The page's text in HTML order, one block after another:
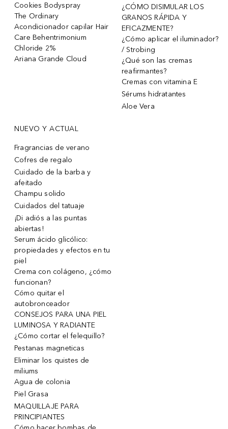
Cookies Bodyspray
The Ordinary
Acondicionador capilar Hair
Care Behentrimonium
Chloride 2%
Ariana Grande Cloud
¿CÓMO DISIMULAR LOS
GRANOS RÁPIDA Y
EFICAZMENTE?
¿Cómo aplicar el iluminador?
/ Strobing
¿Qué son las cremas
reafirmantes?
Cremas con vitamina E
Sérums hidratantes
Aloe Vera
NUEVO Y ACTUAL
Fragrancias de verano
Cofres de regalo
Cuidado de la barba y
afeitado
Champu solido
Cuidados del tatuaje
¡Di adiós a las puntas
abiertas!
Serum ácido glicólico:
propiedades y efectos en tu
piel
Crema con colágeno, ¿cómo
funcionan?
Cómo quitar el
autobronceador
CONSEJOS PARA UNA PIEL
LUMINOSA Y RADIANTE
¿Cómo cortar el felequillo?
Pestanas magneticas
Eliminar los quistes de
miliums
Agua de colonia
Piel Grasa
MAQUILLAJE PARA
PRINCIPIANTES